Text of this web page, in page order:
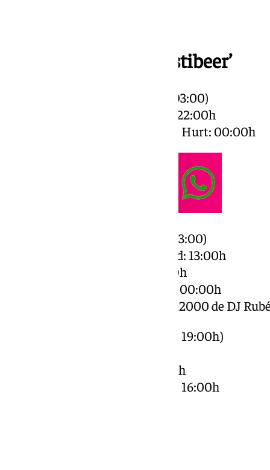
Programación de ‘Festibeer’
Viernes, 25 de octubre (19:00 a 03:00)
– Concierto de Nacho Oropesa: 22:00h
– Sesión de música con DJ John Hurt: 00:00h
Sábado, 26 de octubre (12:00 a 03:00)
– Concierto de Zayas Cover Band: 13:00h
– Concierto de Mami Curl: 17:00h
– Concierto de Los Lolipoppers: 00:00h
– Sesión de música de los 80,90,2000 de DJ
Domingo, 27 de octubre (12:00 a 19:00h)
– Cata privada de cerveza: 13:00h
– Concierto de Joker Rock Band: 16:00h